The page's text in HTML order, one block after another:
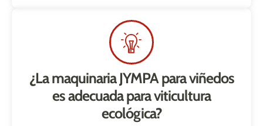
¿La maquinaria JYMPA para viñedos
es adecuada para viticultura
ecológica?